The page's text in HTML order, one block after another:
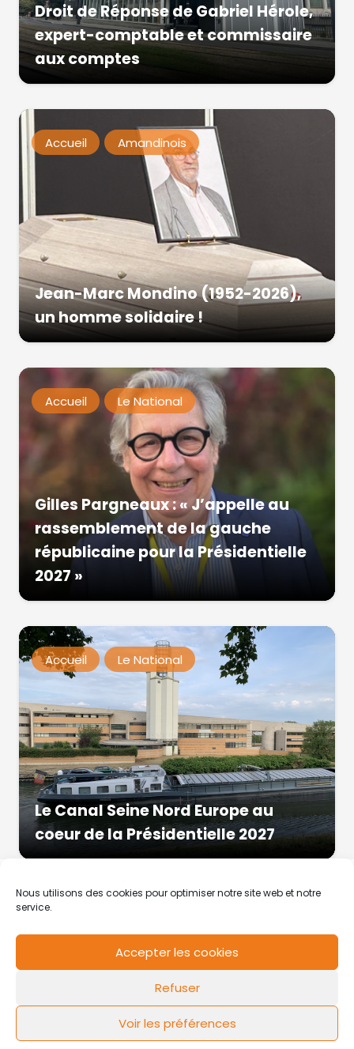
Nous utilisons des cookies pour optimiser notre site web et notre
service.
Accepter les cookies
Refuser
Voir les préférences
Droit de Réponse de Gabriel Hérole,
expert-comptable et commissaire
aux comptes
Accueil Amandinois
Jean-Marc Mondino (1952-2026),
un homme solidaire !
Accueil Le National
Gilles Pargneaux : « J’appelle au
rassemblement de la gauche
républicaine pour la Présidentielle
2027 »
Accueil Le National
Le Canal Seine Nord Europe au
coeur de la Présidentielle 2027
Mentions légales Politique de cookies
FLOW44